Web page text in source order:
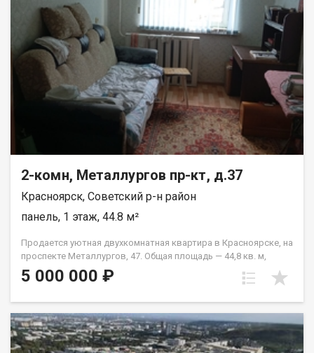
2-комн, Металлургов пр-кт, д.37
Красноярск, Советский р-н район
панель, 1 этаж, 44.8 м²
Продается уютная двухкомнатная квартира в Красноярске, на
проспекте Металлургов, 47. Общая площадь — 44,8 кв. м,
жилая площадь — 28 кв. м, кухня — 6 кв. м. Квартира
расположена на первом этаже пятиэтажного панельного
вам тишину и спокойствие. Квартира в аккуратном жилом
состоянии, что дает вам возможность создать интерьер по
своему вкусу и воплотить любые дизайнерские идеи.
5 000 000 ₽